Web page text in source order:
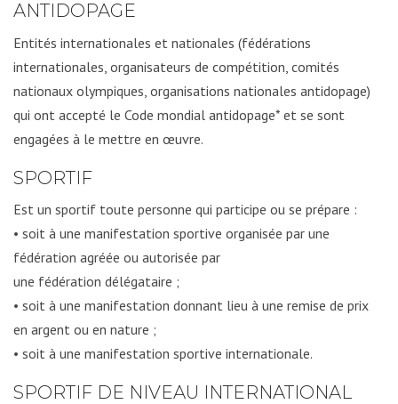
ANTIDOPAGE
Entités internationales et nationales (fédérations
internationales, organisateurs de compétition, comités
nationaux olympiques, organisations nationales antidopage)
qui ont accepté le Code mondial antidopage* et se sont
engagées à le mettre en œuvre.
SPORTIF
Est un sportif toute personne qui participe ou se prépare :
• soit à une manifestation sportive organisée par une
fédération agréée ou autorisée par
une fédération délégataire ;
• soit à une manifestation donnant lieu à une remise de prix
en argent ou en nature ;
• soit à une manifestation sportive internationale.
SPORTIF DE NIVEAU INTERNATIONAL